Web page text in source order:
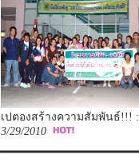
เปตองสร้างความสัมพันธ์!!! :
3/29/2010